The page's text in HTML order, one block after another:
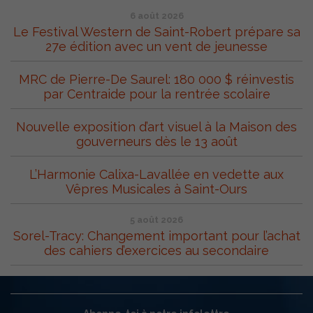
6 août 2026
Le Festival Western de Saint-Robert prépare sa
27e édition avec un vent de jeunesse
MRC de Pierre-De Saurel: 180 000 $ réinvestis
par Centraide pour la rentrée scolaire
Nouvelle exposition d’art visuel à la Maison des
gouverneurs dès le 13 août
L’Harmonie Calixa-Lavallée en vedette aux
Vêpres Musicales à Saint-Ours
5 août 2026
Sorel-Tracy: Changement important pour l’achat
des cahiers d’exercices au secondaire